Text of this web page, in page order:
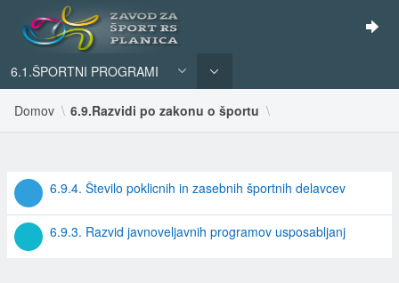
6.1.ŠPORTNI PROGRAMI
Domov 6.9.Razvidi po zakonu o športu
REZULTATI
ISKANJA
6.9.4. Število poklicnih in zasebnih športnih delavcev
6.9.3. Razvid javnoveljavnih programov usposabljanj